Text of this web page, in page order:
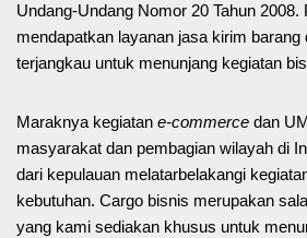
Undang-Undang Nomor 20 Tahun 2008.
mendapatkan layanan jasa kirim barang
terjangkau untuk menunjang kegiatan
Maraknya kegiatan e-commerce dan
masyarakat dan pembagian wilayah di
dari kepulauan melatarbelakangi
kebutuhan. Cargo bisnis merupakan
yang kami sediakan khusus untuk